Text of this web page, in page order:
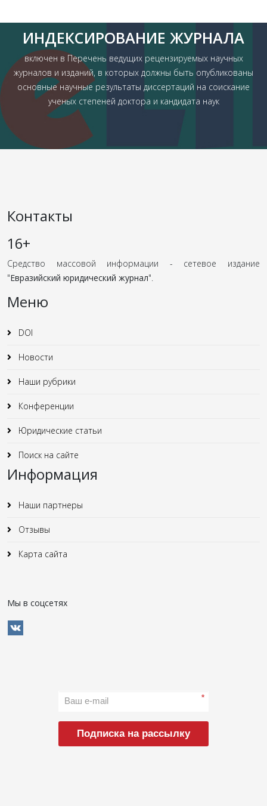
ИНДЕКСИРОВАНИЕ ЖУРНАЛА
включен в Перечень ведущих рецензируемых научных
журналов и изданий, в которых должны быть опубликованы
основные научные результаты диссертаций на соискание
ученых степеней доктора и кандидата наук
Контакты
16+
Средство массовой информации - сетевое издание
"Евразийский юридический журнал".
Меню
DOI
Новости
Наши рубрики
Конференции
Юридические статьи
Поиск на сайте
Информация
Наши партнеры
Отзывы
Карта сайта
Мы в соцсетях
*
Подписка на рассылку